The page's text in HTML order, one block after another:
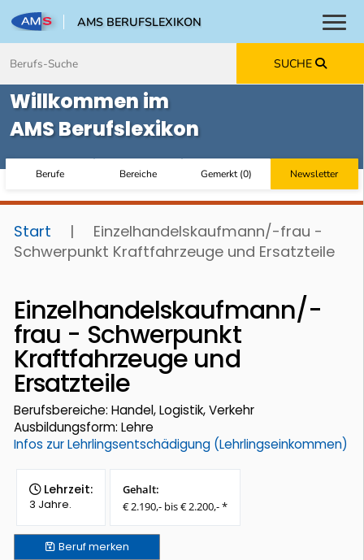
AMS BERUFSLEXIKON
SUCHE
Willkommen im
AMS Berufslexikon
Berufe Bereiche Gemerkt(0) Newsletter
Start |
Einzelhandelskaufmann/-frau -
Schwerpunkt Kraftfahrzeuge und Ersatzteile
Einzelhandelskaufmann/-
frau - Schwerpunkt
Kraftfahrzeuge und
Ersatzteile
Berufsbereiche: Handel, Logistik, Verkehr
Ausbildungsform: Lehre
Infos zur Lehrlingsentschädigung (Lehrlingseinkommen)
Lehrzeit:
3 Jahre.
Gehalt:
€ 2.190,- bis € 2.200,- *
Berufmerken